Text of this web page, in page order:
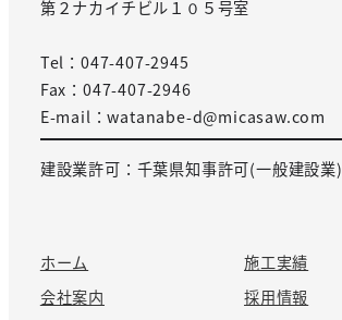
第２ナカイチビル１０５号室
Tel：047-407-2945
Fax：047-407-2946
E-mail：watanabe-d@micasaw.com
建設業許可：千葉県知事許可(一般建設業)
ホーム
施工実績
会社案内
採用情報